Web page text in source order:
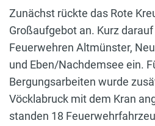
Zunächst rückte das Rote
Großaufgebot an. Kurz
Feuerwehren Altmünster,
und Eben/Nachdemsee ein.
Bergungsarbeiten wurde
Vöcklabruck mit dem Kran
standen 18